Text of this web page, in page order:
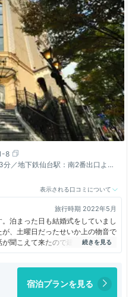
8
／地下鉄仙台駅：南2番出口より
表示される口コミについて
旅行時期 2022年5月
泊まった日も結婚式をしていまし
、土曜日だったせいか上の物音で
聞こえて来たので建物はイマイチ
宿泊プランを見る